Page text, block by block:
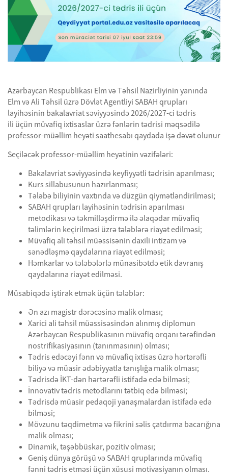
Azərbaycan Respublikası Elm və Təhsil Nazirliyinin yanında
Elm və Ali Təhsil üzrə Dövlət Agentliyi SABAH qrupları
layihəsinin bakalavriat səviyyəsində 2026/2027-ci tədris
ili üçün müvafiq ixtisaslar üzrə fənlərin tədrisi məqsədilə
professor-müəllim heyəti saathesabı qaydada işə dəvət olunur
Seçiləcək professor-müəllim heyətinin vəzifələri:
Bakalavriat səviyyəsində keyfiyyətli tədrisin aparılması;
Kurs sillabusunun hazırlanması;
Tələbə biliyinin vaxtında və düzgün qiymətləndirilməsi;
SABAH qrupları layihəsinin tədrisin aparılması
metodikası və təkmilləşdirmə ilə əlaqədar müvafiq
təlimlərin keçirilməsi üzrə tələblərə riayət edilməsi;
Müvafiq ali təhsil müəssisənin daxili intizam və
sənədləşmə qaydalarına riayət edilməsi;
Həmkarlar və tələbələrlə münasibətdə etik davranış
qaydalarına riayət edilməsi.
Müsabiqədə iştirak etmək üçün tələblər:
Ən azı magistr dərəcəsinə malik olması;
Xarici ali təhsil müəssisəsindən alınmış diplomun
Azərbaycan Respublikasının müvafiq orqanı tərəfindən
nostrifikasiyasının (tanınmasının) olması;
Tədris edəcəyi fənn və müvafiq ixtisas üzrə hərtərəfli
biliyə və müasir ədəbiyyatla tanışlığa malik olması;
Tədrisdə İKT-dən hərtərəfli istifadə edə bilməsi;
İnnovativ tədris metodlarını tətbiq edə bilməsi;
Tədrisdə müasir pedaqoji yanaşmalardan istifadə edə
bilməsi;
Mövzunu təqdimetmə və fikrini səlis çatdırma bacarığına
malik olması;
Dinamik, təşəbbüskar, pozitiv olması;
Geniş dünya görüşü və SABAH qruplarında müvafiq
fənni tədris etməsi üçün xüsusi motivasiyanın olması.